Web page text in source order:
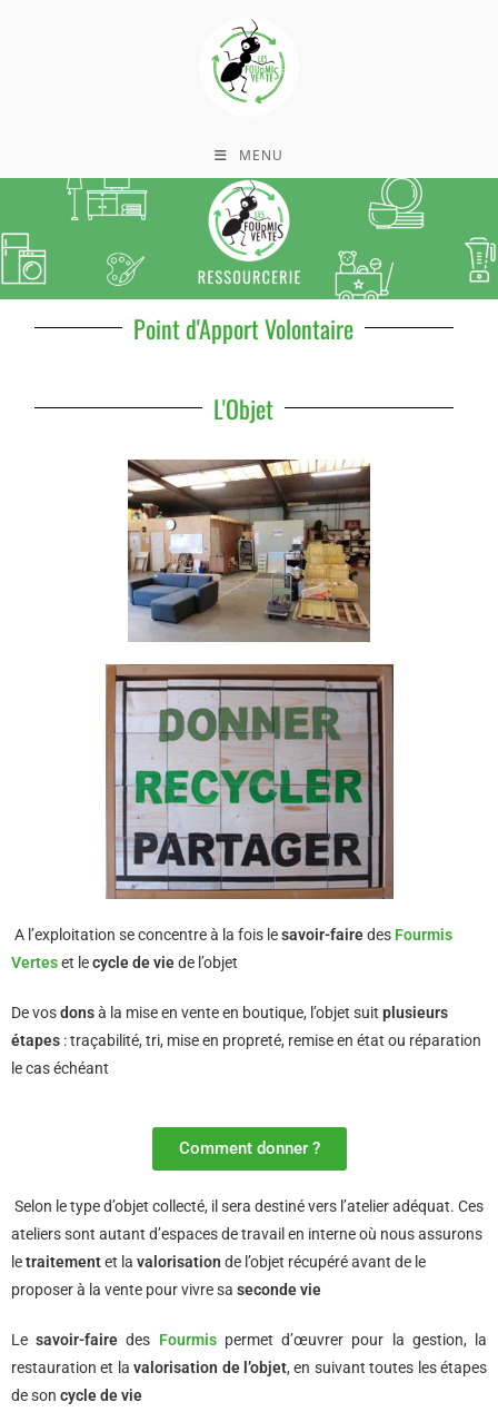
MENU
Point d'Apport Volontaire
L'Objet
A l’exploitation se concentre à la fois lesavoir-fairedes Fourmis
Verteset lecycle de viede l’objet
De vosdonsà la mise en vente en boutique, l’objet suit plusieurs
étapes : traçabilité, tri, mise en propreté, remise en état ou réparation
le cas échéant
Comment donner ?
Selon le type d’objet collecté, il sera destiné vers l’atelier adéquat. Ces
ateliers sont autant d’espaces de travail en interne où nous assurons
letraitementet la valorisation de l’objet récupéré avant de le
proposer à la vente pour vivre sa seconde vie
Lesavoir-fairedes Fourmis permet d’œuvrer pour la gestion, la
restauration et lavalorisation de l’objet, en suivant toutes les étapes
de son cycle de vie